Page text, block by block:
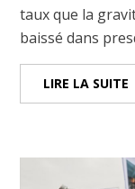
taux que la
baissé dans
LIRE LA SUITE